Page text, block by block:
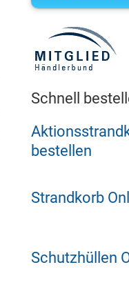
Schnell
bestellen
Strandkorb
Schutzhüllen